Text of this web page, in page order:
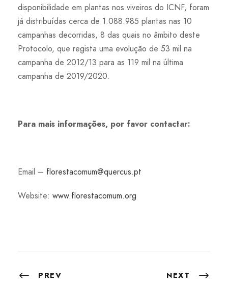
disponibilidade em plantas nos viveiros do ICNF, foram
já distribuídas cerca de 1.088.985 plantas nas 10
campanhas decorridas, 8 das quais no âmbito deste
Protocolo, que regista uma evolução de 53 mil na
campanha de 2012/13 para as 119 mil na última
campanha de 2019/2020.
Para mais informações, por favor contactar:
Email – florestacomum@quercus.pt
Website: www.florestacomum.org
PREV NEXT